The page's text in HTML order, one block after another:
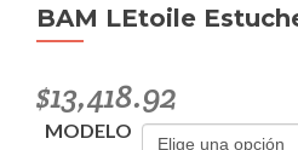
BAM LEtoile
$13,418.92
MODELO